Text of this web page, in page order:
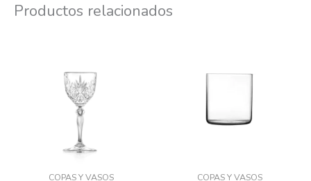
Productos relacionados
COPAS Y VASOS COPAS Y VASOS